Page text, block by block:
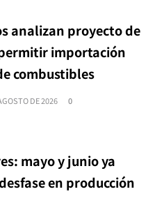
analizan proyecto de
importación
combustibles
DE 2026 0
mayo y junio ya
en producción